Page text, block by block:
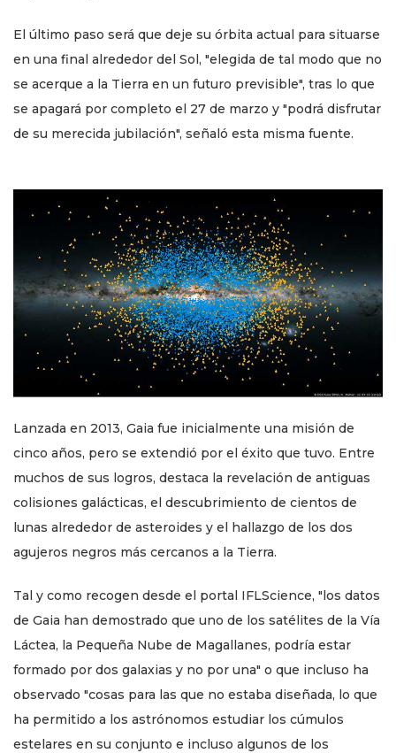
El último paso será que deje su órbita actual para situarse
en una final alrededor del Sol, "elegida de tal modo que no
se acerque a la Tierra en un futuro previsible", tras lo que
se apagará por completo el 27 de marzo y "podrá disfrutar
de su merecida jubilación", señaló esta misma fuente.
Lanzada en 2013, Gaia fue inicialmente una misión de
cinco años, pero se extendió por el éxito que tuvo. Entre
muchos de sus logros, destaca la revelación de antiguas
colisiones galácticas, el descubrimiento de cientos de
lunas alrededor de asteroides y el hallazgo de los dos
agujeros negros más cercanos a la Tierra.
Tal y como recogen desde el portal IFLScience, "los datos
de Gaia han demostrado que uno de los satélites de la Vía
Láctea, la Pequeña Nube de Magallanes, podría estar
formado por dos galaxias y no por una" o que incluso ha
observado "cosas para las que no estaba diseñada, lo que
ha permitido a los astrónomos estudiar los cúmulos
estelares en su conjunto e incluso algunos de los